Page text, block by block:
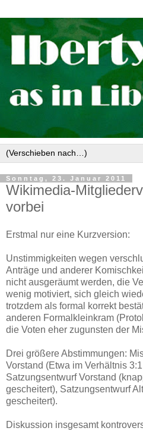
Sonntag, 23. Januar 2011
Wikimedia-
vorbei
Erstmal nur eine Kurzversion:
Unstimmigkeiten wegen
Anträge und anderer
nicht ausgeräumt werden, die
wenig motiviert, sich gleich
trotzdem als formal korrekt
anderen Formalkleinkram
die Voten eher zugunsten der
Drei größere Abstimmungen:
Vorstand (Etwa im Verhältnis
Satzungsentwurf Vorstand
gescheitert), Satzungsentwurf
gescheitert).
Diskussion insgesamt